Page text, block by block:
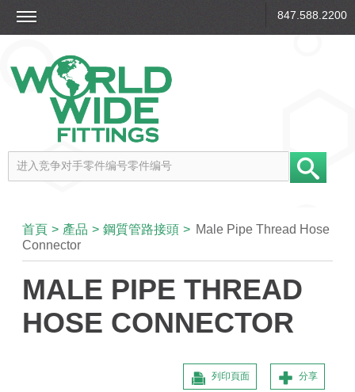
847.588.2200
首頁 > 產品 > 鋼質管路接頭 > Male Pipe Thread Hose
Connector
MALE PIPE THREAD
HOSE CONNECTOR
分享
列印頁面